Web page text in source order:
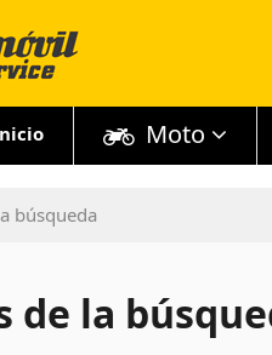
Moto
búsqueda
de la